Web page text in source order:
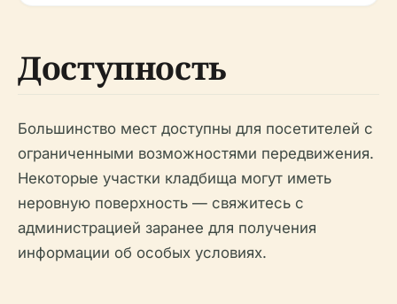
Доступность
Большинство мест доступны для посетителей с
ограниченными возможностями передвижения.
Некоторые участки кладбища могут иметь
неровную поверхность — свяжитесь с
администрацией заранее для получения
информации об особых условиях.